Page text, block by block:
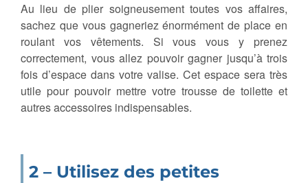
Au lieu de plier soigneusement toutes vos affaires,
sachez que vous gagneriez énormément de place en
roulant vos vêtements. Si vous vous y prenez
correctement, vous allez pouvoir gagner jusqu’à trois
fois d’espace dans votre valise. Cet espace sera très
utile pour pouvoir mettre votre trousse de toilette et
autres accessoires indispensables.
2 – Utilisez des petites